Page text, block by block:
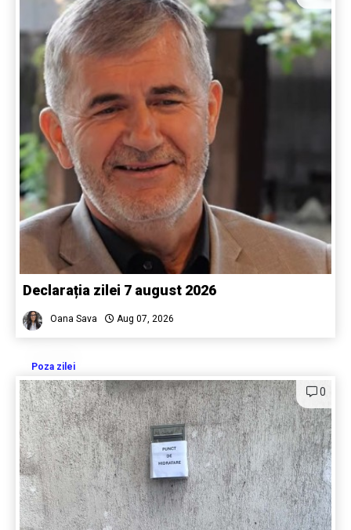
Declarația zilei 7 august 2026
Oana Sava Aug 07, 2026
Poza zilei
0